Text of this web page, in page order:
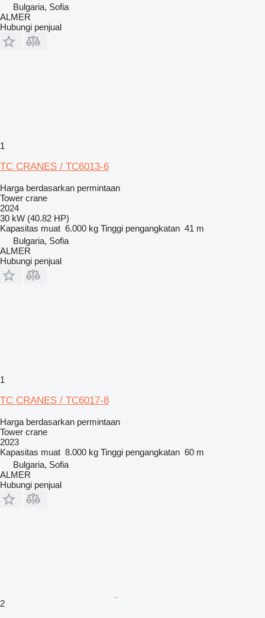
Bulgaria, Sofia
ALMER
Hubungi penjual
1
TC CRANES / TC6013-6
Harga berdasarkan permintaan
Tower crane
2024
30 kW (40.82 HP)
Kapasitas muat 6.000 kg Tinggi pengangkatan 41 m
Bulgaria, Sofia
ALMER
Hubungi penjual
1
TC CRANES / TC6017-8
Harga berdasarkan permintaan
Tower crane
2023
Kapasitas muat 8.000 kg Tinggi pengangkatan 60 m
Bulgaria, Sofia
ALMER
Hubungi penjual
2